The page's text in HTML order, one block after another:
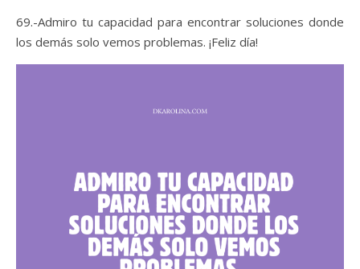
69.-Admiro tu capacidad para encontrar soluciones donde
los demás solo vemos problemas. ¡Feliz día!